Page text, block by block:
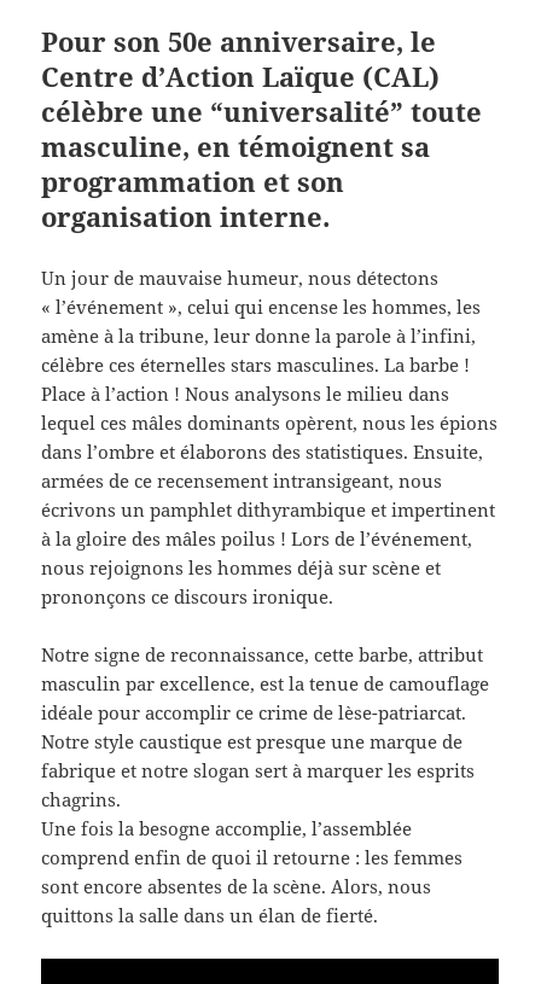
Pour son 50e anniversaire, le
Centre d’Action Laïque (CAL)
célèbre une “universalité” toute
masculine, en témoignent sa
programmation et son
organisation interne.
Un jour de mauvaise humeur, nous détectons
« l’événement », celui qui encense les hommes, les
amène à la tribune, leur donne la parole à l’infini,
célèbre ces éternelles stars masculines. La barbe !
Place à l’action ! Nous analysons le milieu dans
lequel ces mâles dominants opèrent, nous les épions
dans l’ombre et élaborons des statistiques. Ensuite,
armées de ce recensement intransigeant, nous
écrivons un pamphlet dithyrambique et impertinent
à la gloire des mâles poilus ! Lors de l’événement,
nous rejoignons les hommes déjà sur scène et
prononçons ce discours ironique.
Notre signe de reconnaissance, cette barbe, attribut
masculin par excellence, est la tenue de camouflage
idéale pour accomplir ce crime de lèse-patriarcat.
Notre style caustique est presque une marque de
fabrique et notre slogan sert à marquer les esprits
chagrins.
Une fois la besogne accomplie, l’assemblée
comprend enfin de quoi il retourne : les femmes
sont encore absentes de la scène. Alors, nous
quittons la salle dans un élan de fierté.